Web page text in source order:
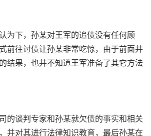
下，孙某对王军的追债没有任何顾
前往讨债让孙某非常吃惊，由于前面并
结果，也并不知道王军准备了其它方法
谈判专家和孙某就欠债的事实和相关
并对其进行法律知识教育，最后孙某在